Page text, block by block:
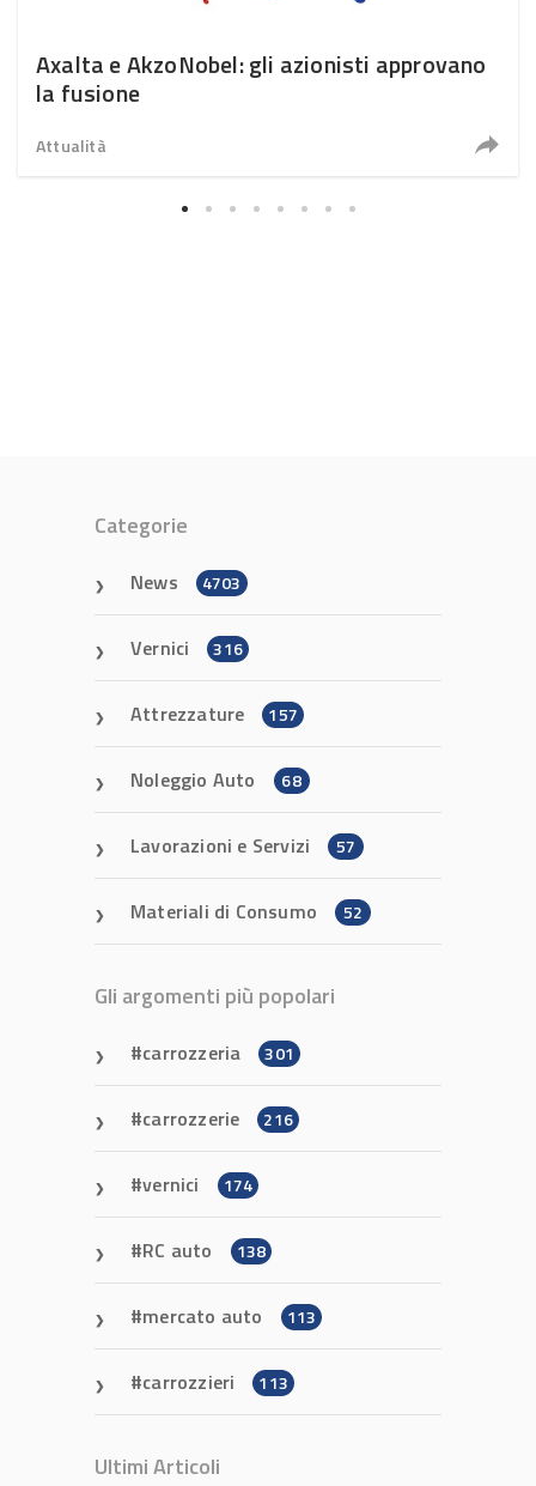
Axalta e AkzoNobel: gli azionisti approvano
la fusione
Attualità
Categorie
News 4703
Vernici 316
Attrezzature 157
Noleggio Auto 68
Lavorazioni e Servizi 57
Materiali di Consumo 52
Gli argomenti più popolari
carrozzeria 301
carrozzerie 216
vernici 174
RC auto 138
mercato auto 113
carrozzieri 113
Ultimi Articoli